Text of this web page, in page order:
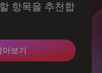
항목을 추천합
아보기